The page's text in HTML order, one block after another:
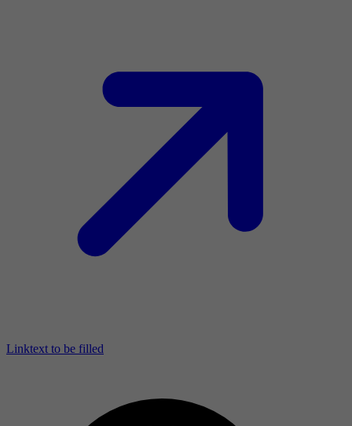
Linktext to be filled